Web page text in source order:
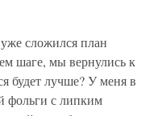
сложился план
шаге, мы вернулись к
будет лучше? У меня в
фольги с липким